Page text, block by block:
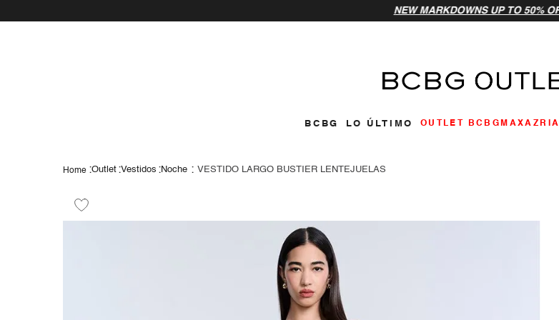
NEW MARKDOWNS UP TO 50% OFF
BCBG LO ÚLTIMO OUTLET BCBGMAXAZRIA
vamos a probar
Outlet Vestidos Noche VESTIDO LARGO BUSTIER LENTEJUELAS